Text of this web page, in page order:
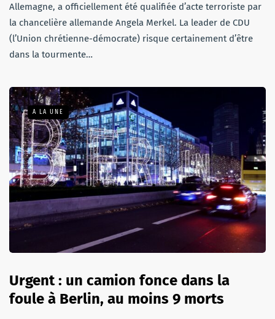
Allemagne, a officiellement été qualifiée d’acte terroriste par
la chancelière allemande Angela Merkel. La leader de CDU
(l’Union chrétienne-démocrate) risque certainement d’être
dans la tourmente…
A LA UNE
Urgent : un camion fonce dans la
foule à Berlin, au moins 9 morts